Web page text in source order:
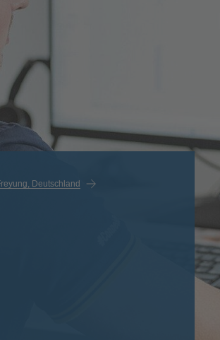
Deutschland